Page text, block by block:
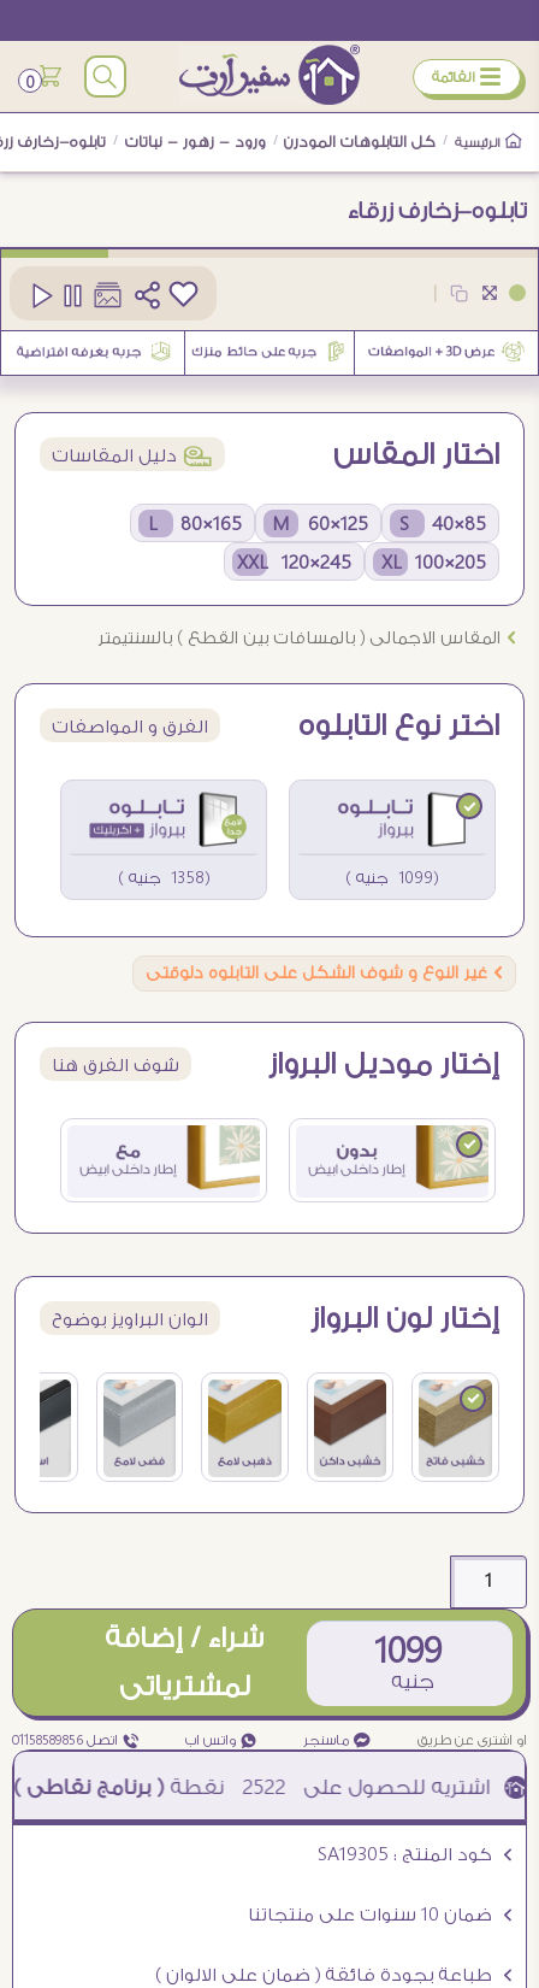
ÿ القائمة 0
الرئيسية / كل التابلوهات المودرن / ورود - زهور - نباتات / تابلوه-زخارف
تابلوه-زخارف زرقاء
اختار المقاس í دليل المقاسات
85×40 S
125×60 M
165×80 L
205×100 XL
245×120 XXL
Ö المقاس الاجمالى ( بالمسافات بين القطع ) بالسنتيمتر
اختر نوع التابلوه الفرق و المواصفات
(1099 جنيه ) (1358 جنيه )
Ö غير النوع و شوف الشكل على التابلوه دلوقتى
إختار موديل البرواز شوف الفرق هنا
إختار لون البرواز الوان البراويز بوضوح
1099
جنيه
شراء / إضافة
لمشترياتى
او اشترى عن طريق ¥ ماسنجر ₧ واتس اب ƒ اتصل 01158589856
2522 نقطة( برنامج نقاطى )à خصم 5% للعملاء الجدد à شحن مجانى عند الشراء ب 4000 جنيه à
Ö كود المنتج : SA19305
Ö ضمان 10 سنوات على منتجاتنا
Ö طباعة بجودة فائقة ( ضمان على الالوان )